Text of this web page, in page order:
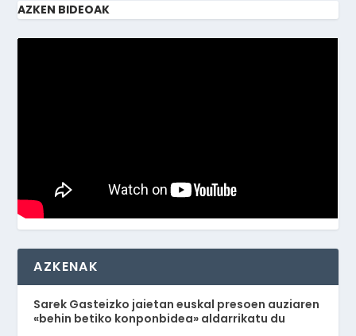
AZKEN BIDEOAK
AZKENAK
Sarek Gasteizko jaietan euskal presoen auziaren
«behin betiko konponbidea» aldarrikatu du